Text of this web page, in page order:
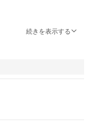
続きを表示する